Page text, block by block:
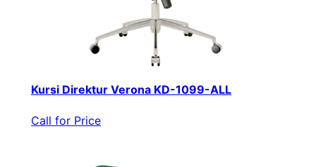
Kursi Direktur Verona KD-1099-ALL
Call for Price